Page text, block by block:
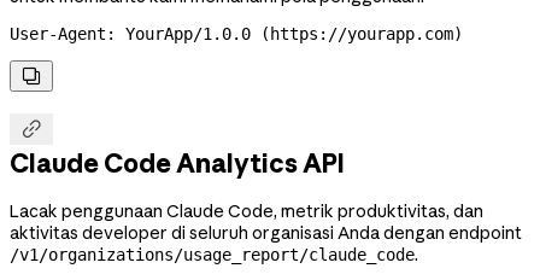
User-Agent: YourApp/1.0.0 (https://yourapp.com)


Claude Code Analytics API
Lacak penggunaan Claude Code, metrik produktivitas, dan
aktivitas developer di seluruh organisasi Anda dengan endpoint
/v1/organizations/usage_report/claude_code.